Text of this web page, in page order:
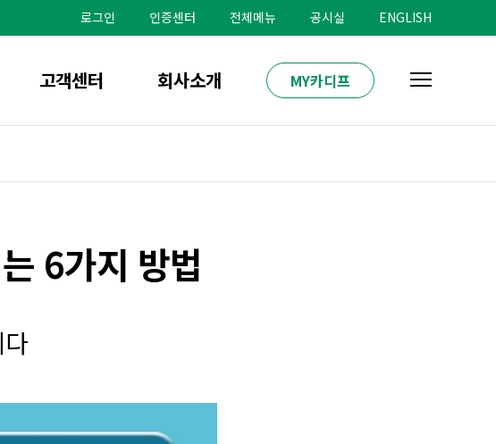
로그인 인증센터 전체메뉴 공시실 ENGLISH
고객센터 회사소개 MY카디프
6가지 방법